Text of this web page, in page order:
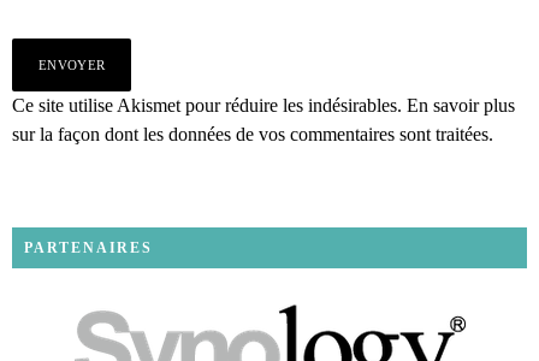
Ce site utilise Akismet pour réduire les indésirables. En savoir plus
sur la façon dont les données de vos commentaires sont traitées.
PARTENAIRES